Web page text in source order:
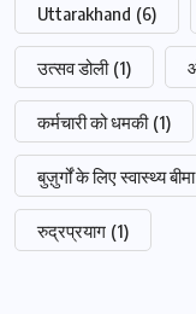
Uttarakhand (6)
उत्सव डोली (1)
कर्मचारी को धमकी (1)
बुज़ुर्गों के लिए स्वास्थ्य बीमा
रुद्रप्रयाग (1)